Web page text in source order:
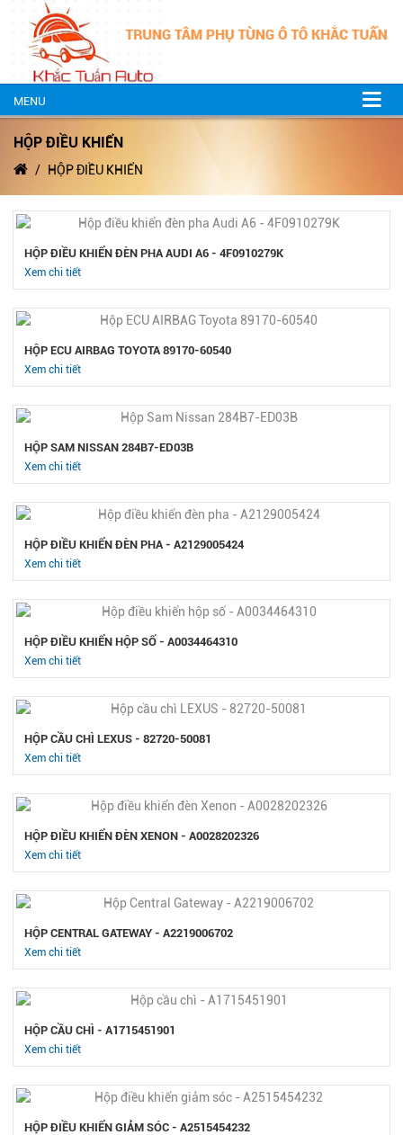
MENU
HỘP ĐIỀU KHIỂN
HỘP ĐIỀU KHIỂN
HỘP ĐIỀU KHIỂN ĐÈN PHA AUDI A6 - 4F0910279K
Xem chi tiết
HỘP ECU AIRBAG TOYOTA 89170-60540
Xem chi tiết
HỘP SAM NISSAN 284B7-ED03B
Xem chi tiết
HỘP ĐIỀU KHIỂN ĐÈN PHA - A2129005424
Xem chi tiết
HỘP ĐIỀU KHIỂN HỘP SỐ - A0034464310
Xem chi tiết
HỘP CẦU CHÌ LEXUS - 82720-50081
Xem chi tiết
HỘP ĐIỀU KHIỂN ĐÈN XENON - A0028202326
Xem chi tiết
HỘP CENTRAL GATEWAY - A2219006702
Xem chi tiết
HỘP CẦU CHÌ - A1715451901
Xem chi tiết
HỘP ĐIỀU KHIỂN GIẢM SÓC - A2515454232